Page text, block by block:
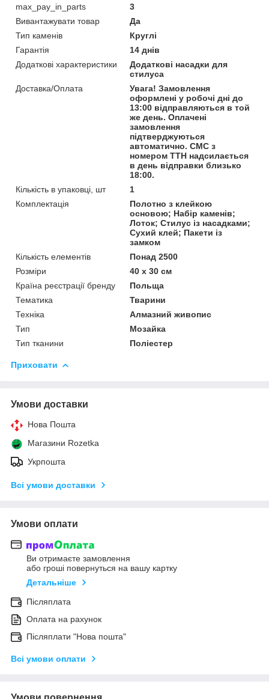
max_pay_in_parts
3
Вивантажувати товар
Да
Тип каменів
Круглі
Гарантія
14 днів
Додаткові характеристики
Додаткові насадки для
стилуса
Доставка/Оплата
Увага! Замовлення
оформлені у робочі дні до
13:00 відправляються в той
же день. Оплачені
замовлення
підтверджуються
автоматично. СМС з
номером ТТН надсилається
в день відправки близько
18:00.
Кількість в упаковці, шт
1
Комплектація
Полотно з клейкою
основою; Набір каменів;
Лоток; Стилус із насадками;
Сухий клей; Пакети із
замком
Кількість елементів
Понад 2500
Розміри
40 x 30 см
Країна реєстрації бренду
Польща
Тематика
Тварини
Техніка
Алмазний живопис
Тип
Мозайка
Тип тканини
Поліестер
Приховати
Умови доставки
Нова Пошта
Магазини Rozetka
Укрпошта
Всі умови доставки
Умови оплати
Ви отримаєте замовлення
або гроші повернуться на вашу картку
Детальніше
Післяплата
Оплата на рахунок
Післяплати "Нова пошта"
Всі умови оплати